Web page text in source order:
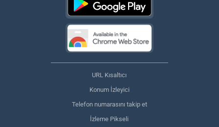
URL Kısaltıcı
Konum İzleyici
Telefon numarasını takip et
İzleme Pikseli